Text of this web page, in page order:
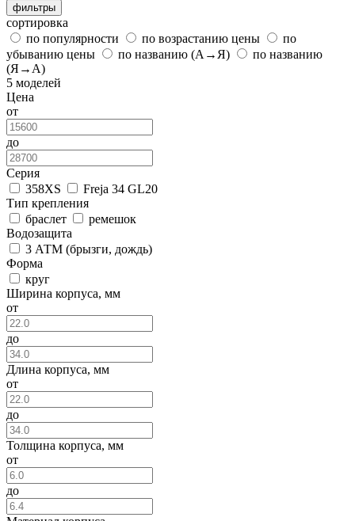
фильтры
сортировка
по популярности
по возрастанию цены
по
убыванию цены
по названию (А→Я)
по названию
(Я→А)
5 моделей
Цена
от
до
Серия
358XS
Freja 34 GL20
Тип крепления
браслет
ремешок
Водозащита
3 АТМ (брызги, дождь)
Форма
круг
Ширина корпуса, мм
от
до
Длина корпуса, мм
от
до
Толщина корпуса, мм
от
до